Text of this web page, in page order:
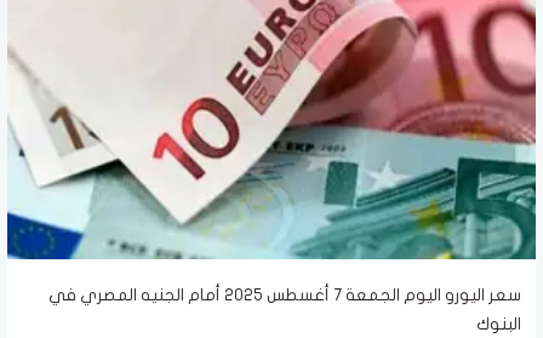
سعر اليورو اليوم الجمعة 7 أغسطس 2025 أمام الجنيه المصري في
البنوك